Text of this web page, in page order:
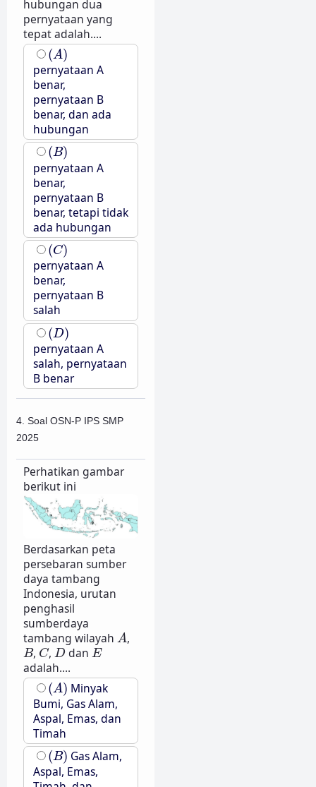
hubungan dua
pernyataan yang
tepat adalah....
(A)
(A)
pernyataan A
benar,
pernyataan B
benar, dan ada
hubungan
(B)
(B)
pernyataan A
benar,
pernyataan B
benar, tetapi tidak
ada hubungan
(C)
(C)
pernyataan A
benar,
pernyataan B
salah
(D)
(D)
pernyataan A
salah, pernyataan
B benar
4. Soal OSN-P IPS SMP
2025
Perhatikan gambar
berikut ini
Berdasarkan peta
persebaran sumber
daya tambang
Indonesia, urutan
penghasil
sumberdaya
tambang wilayah A
A,
B
B, C
C, D
D dan E
E
adalah....
(A)
(A) Minyak
Bumi, Gas Alam,
Aspal, Emas, dan
Timah
(B)
(B) Gas Alam,
Aspal, Emas,